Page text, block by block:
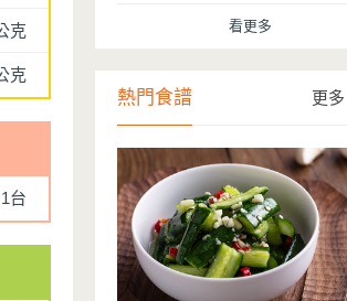
克
克
1台
金鑽不沾系列的鍋具，更年年穩居銷
您！
看更多
熱門食譜 更多